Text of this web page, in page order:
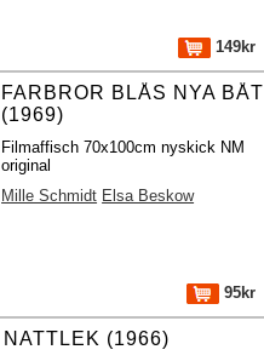
149kr
FARBROR BLÅS NYA BÅT
(1969)
Filmaffisch 70x100cm nyskick NM
original
Mille Schmidt Elsa Beskow
95kr
NATTLEK (1966)